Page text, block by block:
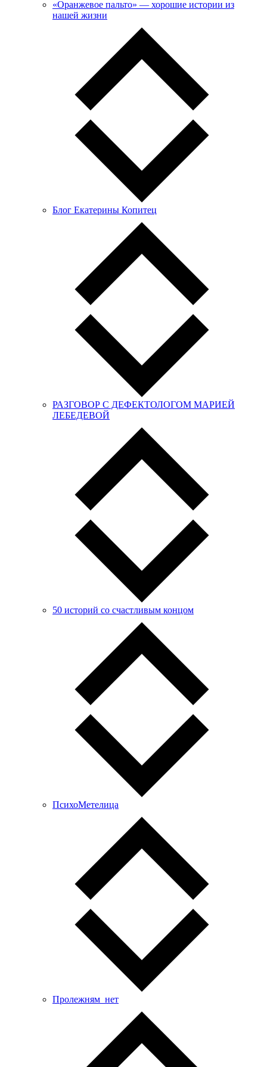
«Оранжевое пальто» — хорошие истории из
нашей жизни
Блог Екатерины Копитец
РАЗГОВОР С ДЕФЕКТОЛОГОМ МАРИЕЙ
ЛЕБЕДЕВОЙ
50 историй со счастливым концом
ПсихоМетелица
Пролежням_нет